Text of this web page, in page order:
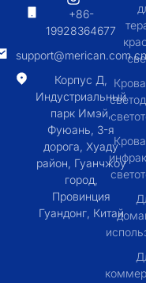
+86-
19928364677
support@merican.com.cn
Корпус Д,
Индустриальный
парк Имэй,
Фуюань, 3-я
дорога, Хуаду
район, Гуанчжоу
город,
Провинция
Гуандонг, Китай